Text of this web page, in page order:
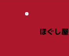
ほぐし